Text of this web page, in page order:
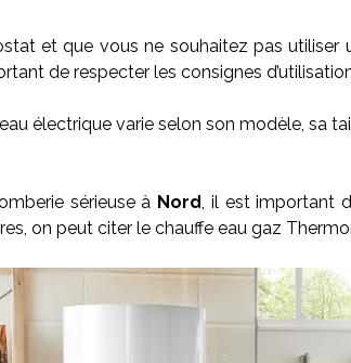
et que vous ne souhaitez pas
de respecter les consignes
électrique varie selon son modèle, sa
sérieuse à Nord, il est important
on peut citer le chauffe eau gaz